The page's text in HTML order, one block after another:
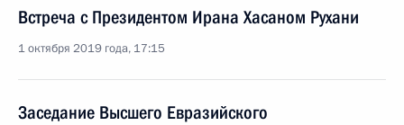
Встреча с Президентом Ирана Хасаном Рухани
1 октября 2019 года, 17:15
Заседание Высшего Евразийского